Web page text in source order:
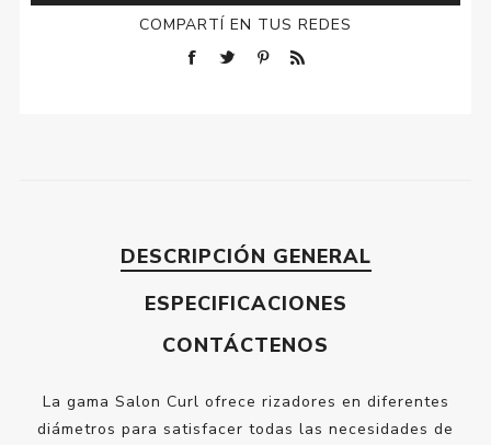
COMPARTÍ EN TUS REDES
DESCRIPCIÓN GENERAL
ESPECIFICACIONES
CONTÁCTENOS
La gama Salon Curl ofrece rizadores en diferentes
diámetros para satisfacer todas las necesidades de